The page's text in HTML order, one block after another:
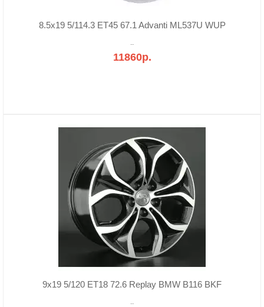
8.5x19 5/114.3 ET45 67.1 Advanti ML537U WUP
..
11860р.
9x19 5/120 ET18 72.6 Replay BMW B116 BKF
..